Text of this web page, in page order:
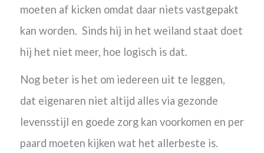
moeten af kicken omdat daar niets vastgepakt
kan worden. Sinds hij in het weiland staat doet
hij het niet meer, hoe logisch is dat.
Nog beter is het om iedereen uit te leggen,
dat eigenaren niet altijd alles via gezonde
levensstijl en goede zorg kan voorkomen en per
paard moeten kijken wat het allerbeste is.